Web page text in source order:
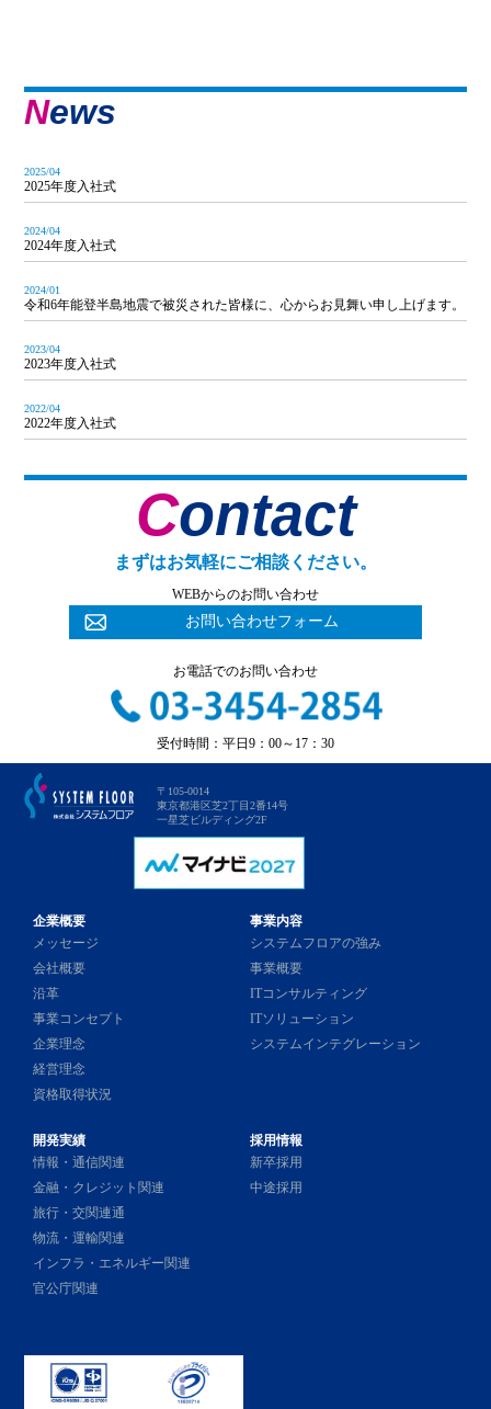
News
2025/04
2025年度入社式
2024/04
2024年度入社式
2024/01
令和6年能登半島地震で被災された皆様に、心からお見舞い申し上げます。
2023/04
2023年度入社式
2022/04
2022年度入社式
Contact
まずはお気軽にご相談ください。
WEBからのお問い合わせ
お問い合わせフォーム
お電話でのお問い合わせ
受付時間：平日9：00～17：30
〒105-0014
東京都港区芝2丁目2番14号
一星芝ビルディング2F
企業概要
メッセージ
会社概要
沿革
事業コンセプト
企業理念
経営理念
資格取得状況
事業内容
システムフロアの強み
事業概要
ITコンサルティング
ITソリューション
システムインテグレーション
開発実績
情報・通信関連
金融・クレジット関連
旅行・交関連通
物流・運輸関連
インフラ・エネルギー関連
官公庁関連
採用情報
新卒採用
中途採用